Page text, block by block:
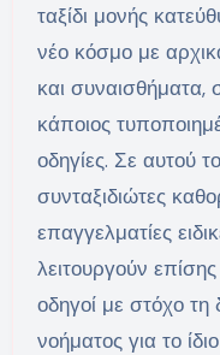
ταξίδι μονής
νέο κόσμο με
και συναισθήματα,
κάποιος
οδηγίες. Σε αυτού
συνταξιδιώτες
επαγγελματίες
λειτουργούν
οδηγοί με στόχο τη
νοήματος για το